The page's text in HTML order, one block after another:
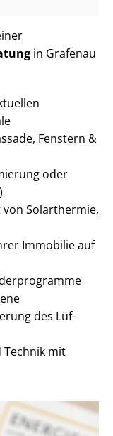
in Grafenau
Fenstern &
oder
Solarthermie,
Immobilie auf
des Lüf­
Technik mit